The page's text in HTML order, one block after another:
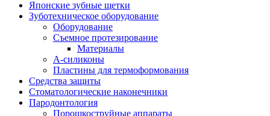
Японские зубные щетки
Зуботехническое оборудование
Оборудование
Съемное протезирование
Материалы
А-силиконы
Пластины для термоформования
Средства защиты
Стоматологические наконечники
Пародонтология
Порошкоструйные аппараты